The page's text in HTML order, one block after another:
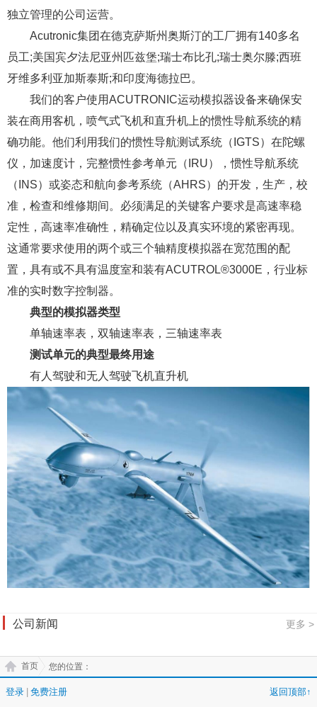
独立管理的公司运营。
Acutronic集团在德克萨斯州奥斯汀的工厂拥有140多名
员工;美国宾夕法尼亚州匹兹堡;瑞士布比孔;瑞士奥尔滕;西班
牙维多利亚加斯泰斯;和印度海德拉巴。
我们的客户使用ACUTRONIC运动模拟器设备来确保安
装在商用客机，喷气式飞机和直升机上的惯性导航系统的精
确功能。他们利用我们的惯性导航测试系统（IGTS）在陀螺
仪，加速度计，完整惯性参考单元（IRU），惯性导航系统
（INS）或姿态和航向参考系统（AHRS）的开发，生产，校
准，检查和维修期间。必须满足的关键客户要求是高速率稳
定性，高速率准确性，精确定位以及真实环境的紧密再现。
这通常要求使用的两个或三个轴精度模拟器在宽范围的配
置，具有或不具有温度室和装有ACUTROL®3000E，行业标
准的实时数字控制器。
典型的模拟器类型
单轴速率表，双轴速率表，三轴速率表
测试单元的典型最终用途
有人驾驶和无人驾驶飞机直升机
公司新闻 更多 >
您的位置：
首页
登录 免费注册 返回顶部↑